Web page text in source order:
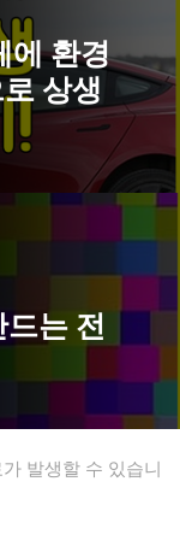
에 환경
상생
드는 전
발생할 수 있습니